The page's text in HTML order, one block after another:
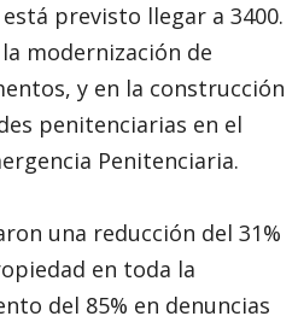
está previsto llegar a 3400.
modernización de
y en la construcción
penitenciarias en el
Penitenciaria.
una reducción del 31%
en toda la
del 85% en denuncias